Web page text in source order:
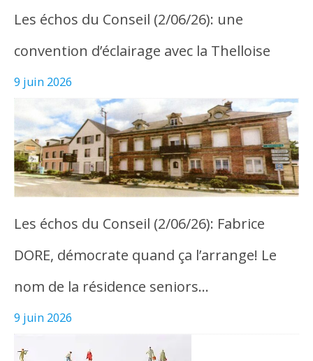
Les échos du Conseil (2/06/26): une
convention d’éclairage avec la Thelloise
9 juin 2026
Les échos du Conseil (2/06/26): Fabrice
DORE, démocrate quand ça l’arrange! Le
nom de la résidence seniors…
9 juin 2026